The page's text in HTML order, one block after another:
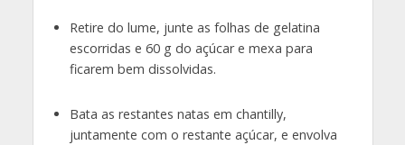
Retire do lume, junte as folhas de gelatina
escorridas e 60 g do açúcar e mexa para
ficarem bem dissolvidas.
Bata as restantes natas em chantilly,
juntamente com o restante açúcar, e envolva